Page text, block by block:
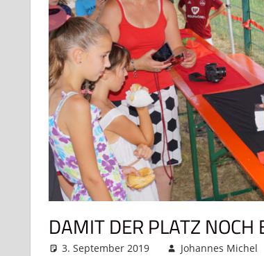
DAMIT DER PLATZ
3. September 2019 Johannes Michel